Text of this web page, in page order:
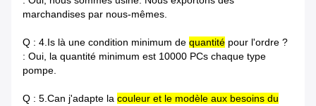
marchandises par nous-mêmes.
Q : 4.Is là une condition minimum de quantité pour l'ordre ?
: Oui, la quantité minimum est 10000 PCs chaque type
pompe.
Q : 5.Can j'adapte la couleur et le modèle aux besoins du